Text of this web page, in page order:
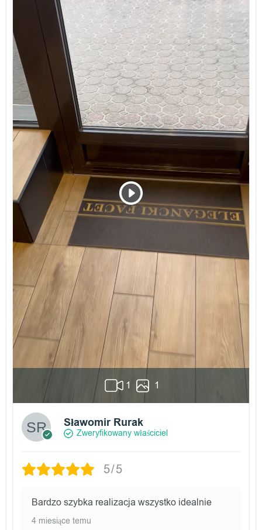
1 1
Sławomir Rurak
Zweryfikowany właściciel
5/5
Bardzo szybka realizacja wszystko idealnie
4 miesiące temu